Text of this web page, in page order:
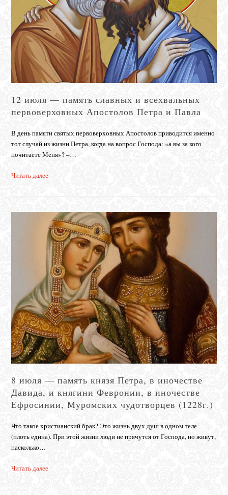
12 июля — память славных и всехвальных
первоверховных Апостолов Петра и Павла
В день памяти святых первоверховных Апостолов приводится именно
тот случай из жизни Петра, когда на вопрос Господа: «а вы за кого
почитаете Меня»? –…
Читать далее
8 июля — память князя Петра, в иночестве
Давида, и княгини Февронии, в иночестве
Ефросинии, Муромских чудотворцев (1228г.)
Что такое христианский брак? Это жизнь двух душ в одном теле
(плоть едина). При этой жизни люди не прячутся от Господа, но живут,
насколько…
Читать далее